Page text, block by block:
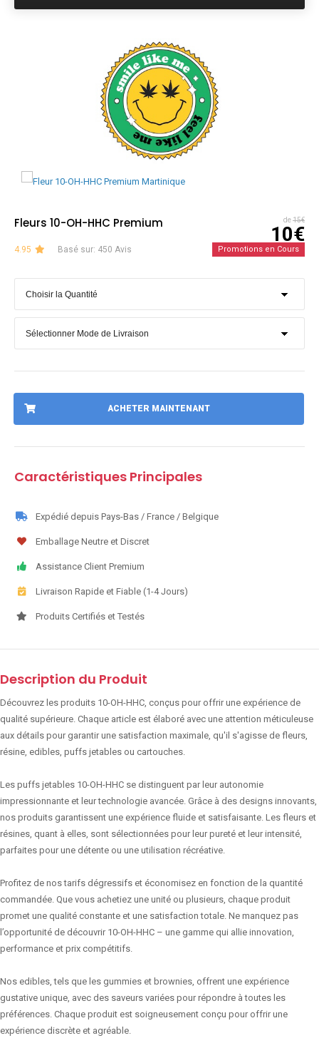
Fleurs 10-OH-HHC Premium de15€
10€
4.95 Basé sur: 450 Avis Promotions en Cours
ACHETER MAINTENANT
Caractéristiques Principales
Expédié depuis Pays-Bas / France / Belgique
Emballage Neutre et Discret
Assistance Client Premium
Livraison Rapide et Fiable (1-4 Jours)
Produits Certifiés et Testés
Description du Produit
Découvrez les produits 10-OH-HHC, conçus pour offrir une expérience de
qualité supérieure. Chaque article est élaboré avec une attention méticuleuse
aux détails pour garantir une satisfaction maximale, qu'il s'agisse de fleurs,
résine, edibles, puffs jetables ou cartouches.
Les puffs jetables 10-OH-HHC se distinguent par leur autonomie
impressionnante et leur technologie avancée. Grâce à des designs innovants,
nos produits garantissent une expérience fluide et satisfaisante. Les fleurs et
résines, quant à elles, sont sélectionnées pour leur pureté et leur intensité,
parfaites pour une détente ou une utilisation récréative.
Profitez de nos tarifs dégressifs et économisez en fonction de la quantité
commandée. Que vous achetiez une unité ou plusieurs, chaque produit
promet une qualité constante et une satisfaction totale. Ne manquez pas
l’opportunité de découvrir 10-OH-HHC – une gamme qui allie innovation,
performance et prix compétitifs.
Nos edibles, tels que les gummies et brownies, offrent une expérience
gustative unique, avec des saveurs variées pour répondre à toutes les
préférences. Chaque produit est soigneusement conçu pour offrir une
expérience discrète et agréable.